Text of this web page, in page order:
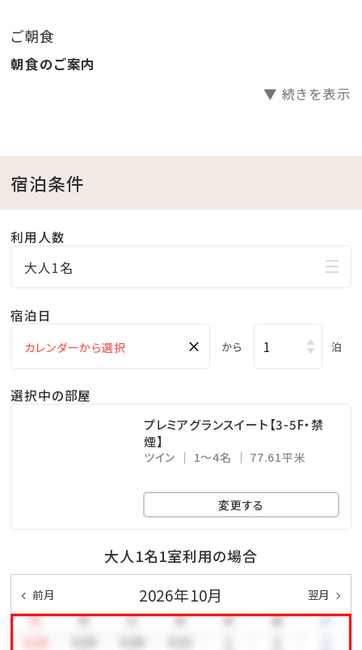
＜館内施設のご案内＞
・フィットネスジムご利用無料 ⇒ 5：00～22：00（最終受
18：00／7～9月 9：00～22：00
※屋外プールのご利用は、時期により営業時間が変更
・エステサロン「CREER DU SPA」 ⇒ 10：00～21：
00（最終受付20：00) ※年中無休
22：30）
・コインランドリー （有料） ⇒ 24時間営業（3階）
※全室禁煙ルームでございます。
での予約をお願い致します。
公式ホームページより、「Dinner」→「詳細を見る」よ
りご予約下さい。
※駐車場は有料です（1泊あたり1,000円、上限3,000
円 ※4泊以上は3,000円）
※EXESプレミアツインにご宿泊のお客様は駐車場無料
ご朝食
朝食のご案内
▼ 続きを表示
宿泊条件
利用人数
大人1名
宿泊日
× から 泊
選択中の部屋
プレミアグランスイート【3-5F・禁
煙】
ツイン 1～4名 77.61平米
変更する
大人1名1室利用の場合
前月 2026年10月 翌月